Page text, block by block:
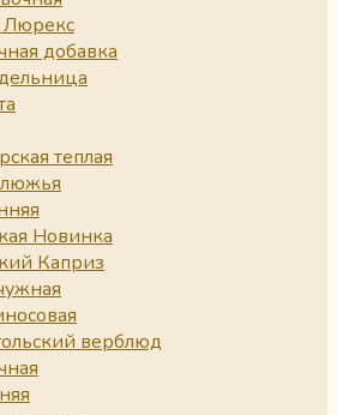
Люрекс
добавка
теплая
Новинка
Каприз
верблюд